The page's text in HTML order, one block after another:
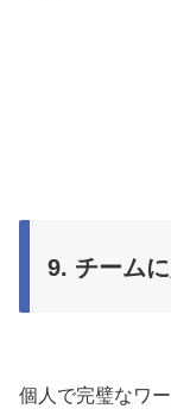
9. チーム
個人で完璧なワ